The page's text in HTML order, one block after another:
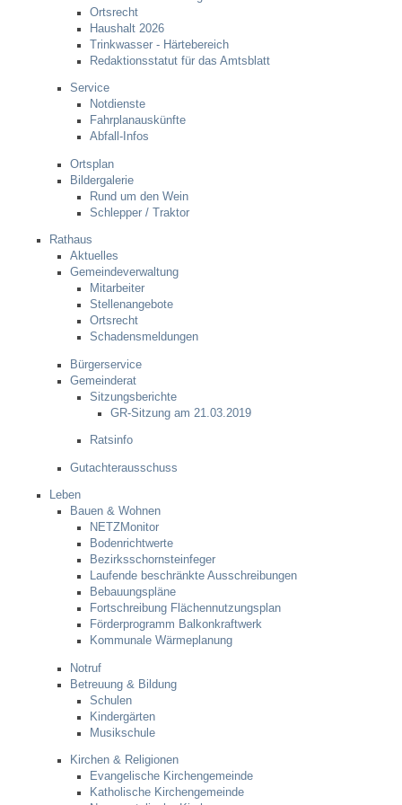
Steuern
Gebühren und Beiträge
Ortsrecht
Haushalt 2026
Trinkwasser - Härtebereich
Redaktionsstatut für das Amtsblatt
Fahrplanauskünfte
Abfall-Infos
Ortsplan
Bildergalerie
Rund um den Wein
Schlepper / Traktor
Rathaus
Aktuelles
Gemeindeverwaltung
Ortsrecht
Haushalt 2026
Trinkwasser - Härtebereich
Redaktionsstatut für das Amtsblatt
Service
Notdienste
Fahrplanauskünfte
Abfall-Infos
Ortsplan
Bildergalerie
Rund um den Wein
Schlepper / Traktor
Rathaus
Aktuelles
Gemeindeverwaltung
Mitarbeiter
Stellenangebote
Ortsrecht
Schadensmeldungen
Bürgerservice
Gemeinderat
Sitzungsberichte
GR-Sitzung am 21.03.2019
Ratsinfo
Gutachterausschuss
Leben
Bauen & Wohnen
NETZMonitor
Bodenrichtwerte
Bezirksschornsteinfeger
Laufende beschränkte Ausschreibungen
Bebauungspläne
Fortschreibung Flächennutzungsplan
Förderprogramm Balkonkraftwerk
Kommunale Wärmeplanung
Notruf
Betreuung & Bildung
Schulen
Kindergärten
Musikschule
Kirchen & Religionen
Evangelische Kirchengemeinde
Katholische Kirchengemeinde